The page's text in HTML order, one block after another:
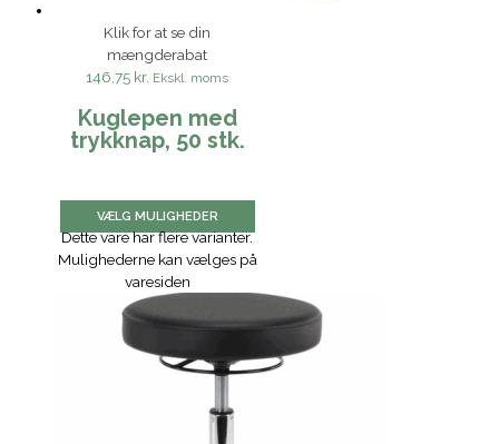
Klik for at se din
mængderabat
146,75 kr. Ekskl. moms
Kuglepen med
trykknap, 50 stk.
VÆLG MULIGHEDER
Dette vare har flere varianter.
Mulighederne kan vælges på
varesiden